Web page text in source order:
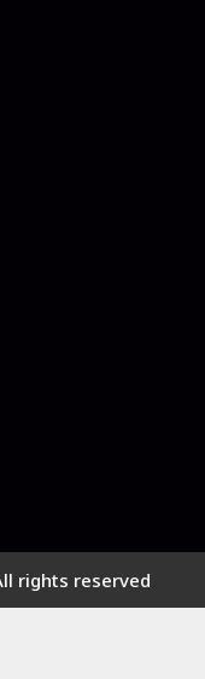
rights reserved